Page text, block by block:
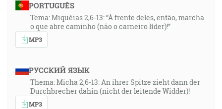
PORTUGUÊS
Tema: Miquéias 2,6-13: “À frente deles, então, marcha
o que abre caminho (não o carneiro líder)!”
MP3
РУССКИЙ ЯЗЫК
Thema: Micha 2,6-13: An ihrer Spitze zieht dann der
Durchbrecher dahin (nicht der leitende Widder)!
MP3